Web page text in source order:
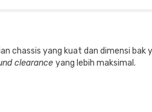
chassis yang kuat dan dimensi
clearance yang lebih maksimal.